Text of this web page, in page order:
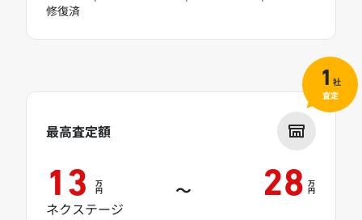
修復済
最高査定額
13 万
円 ～ 28 万
円
ネクステージ
1 社
査定